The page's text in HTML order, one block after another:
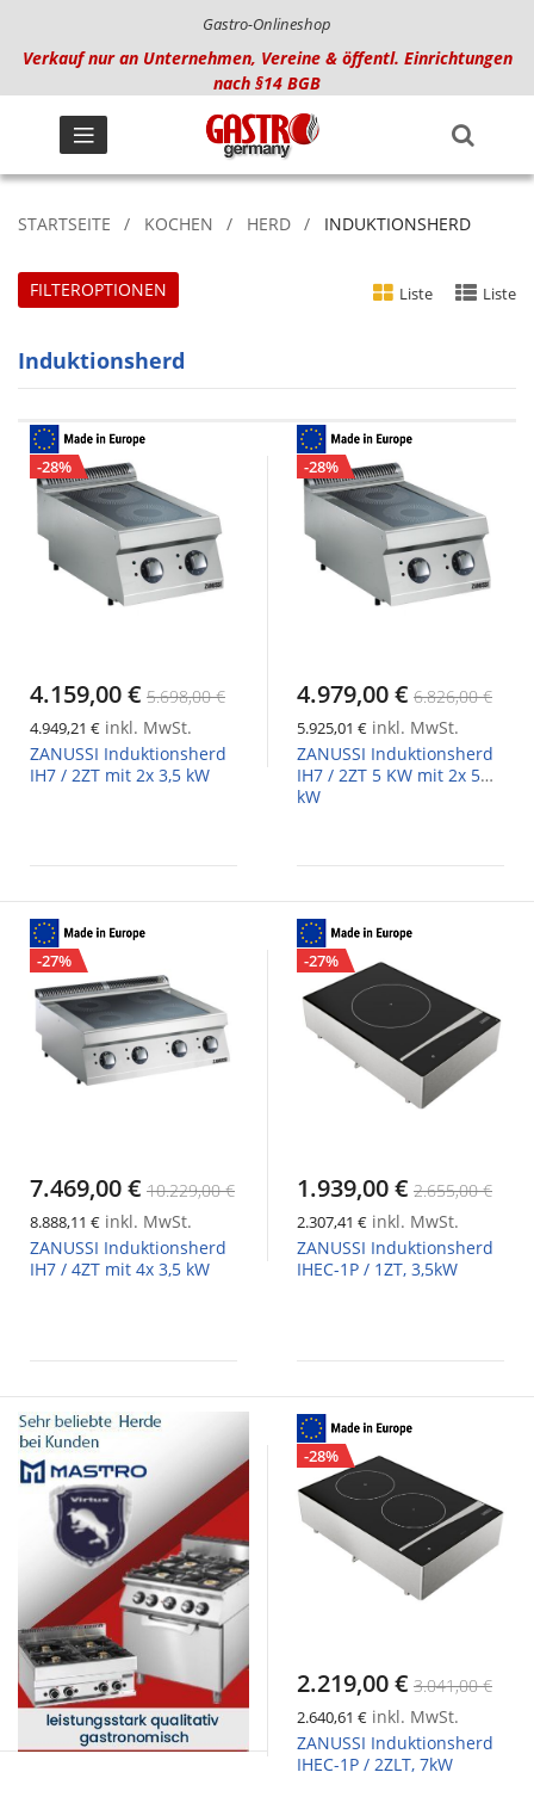
Gastro-Onlineshop
Verkauf nur an Unternehmen, Vereine & öffentl. Einrichtungen
nach §14 BGB
STARTSEITE KOCHEN HERD INDUKTIONSHERD
Induktionsherd
Liste Liste
-28%
4.159,00 € 5.698,00 €
4.949,21 € inkl. MwSt.
ZANUSSI Induktionsherd
IH7 / 2ZT mit 2x 3,5 kW
-28%
4.979,00 € 6.826,00 €
5.925,01 € inkl. MwSt.
ZANUSSI Induktionsherd
IH7 / 2ZT 5 KW mit 2x 5
kW
-27%
7.469,00 € 10.229,00 €
8.888,11 € inkl. MwSt.
ZANUSSI Induktionsherd
IH7 / 4ZT mit 4x 3,5 kW
-27%
1.939,00 € 2.655,00 €
2.307,41 € inkl. MwSt.
ZANUSSI Induktionsherd
IHEC-1P / 1ZT, 3,5kW
-28%
2.219,00 € 3.041,00 €
2.640,61 € inkl. MwSt.
ZANUSSI Induktionsherd
IHEC-1P / 2ZLT, 7kW
FILTEROPTIONEN